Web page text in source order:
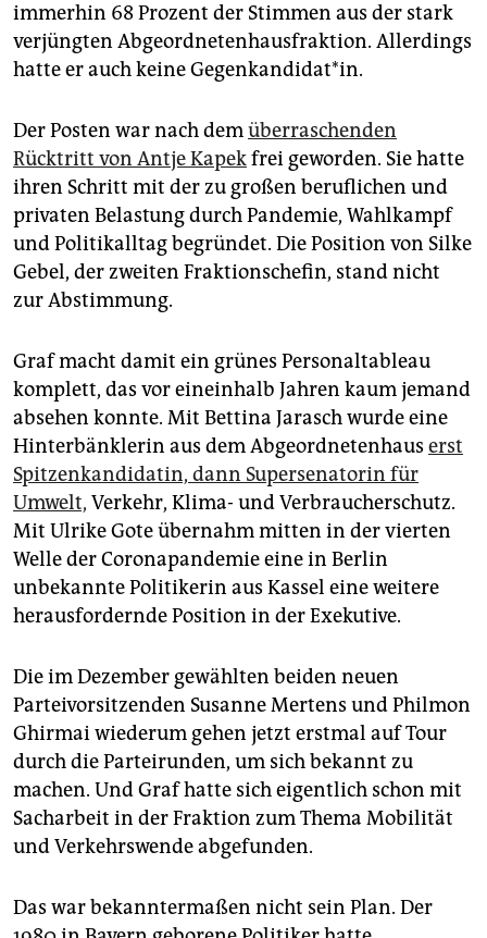
immerhin 68 Prozent der Stimmen aus der stark
verjüngten Abgeordnetenhausfraktion. Allerdings
hatte er auch keine Gegenkandidat*in.
Der Posten war nach demüberraschenden
Rücktritt von Antje Kapekfrei geworden. Sie hatte
ihren Schritt mit der zu großen beruflichen und
privaten Belastung durch Pandemie, Wahlkampf
und Politikalltag begründet. Die Position von Silke
Gebel, der zweiten Fraktionschefin, stand nicht
zur Abstimmung.
Graf macht damit ein grünes Personaltableau
komplett, das vor eineinhalb Jahren kaum jemand
absehen konnte. Mit Bettina Jarasch wurde eine
Hinterbänklerin aus dem Abgeordnetenhaus erst
Spitzenkandidatin, dann Supersenatorin für
Umwelt, Verkehr, Klima- und Verbraucherschutz.
Mit Ulrike Gote übernahm mitten in der vierten
Welle der Coronapandemie eine in Berlin
unbekannte Politikerin aus Kassel eine weitere
herausfordernde Position in der Exekutive.
Die im Dezember gewählten beiden neuen
Parteivorsitzenden Susanne Mertens und Philmon
Ghirmai wiederum gehen jetzt erstmal auf Tour
durch die Parteirunden, um sich bekannt zu
machen. Und Graf hatte sich eigentlich schon mit
Sacharbeit in der Fraktion zum Thema Mobilität
und Verkehrswende abgefunden.
Das war bekanntermaßen nicht sein Plan. Der